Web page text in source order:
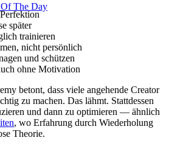
Of The Day
später
trainieren
nicht persönlich
und schützen
ohne Motivation
betont, dass viele angehende Creator
zu machen. Das lähmt. Stattdessen
und dann zu optimieren — ähnlich
, wo Erfahrung durch Wiederholung
Theorie.